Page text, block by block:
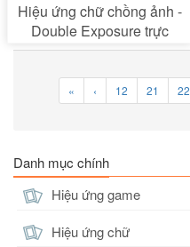
Hiệu ứng chữ chồng ảnh -
Double Exposure trực
tuyến
« ‹ 12 21 22
Danh mục chính
Hiệu ứng game
Hiệu ứng chữ